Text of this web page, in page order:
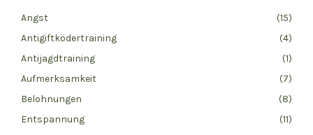
Angst
(15)
Antigiftködertraining
(4)
Antijagdtraining
(1)
Aufmerksamkeit
(7)
Belohnungen
(8)
Entspannung
(11)